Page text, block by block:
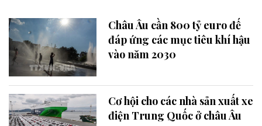
Châu Âu cần 800 tỷ euro đế
đáp ứng các mục tiêu khí hậu
vào năm 2030
Cơ hội cho các nhà sản xuất xe
điện Trung Quốc ở châu Âu